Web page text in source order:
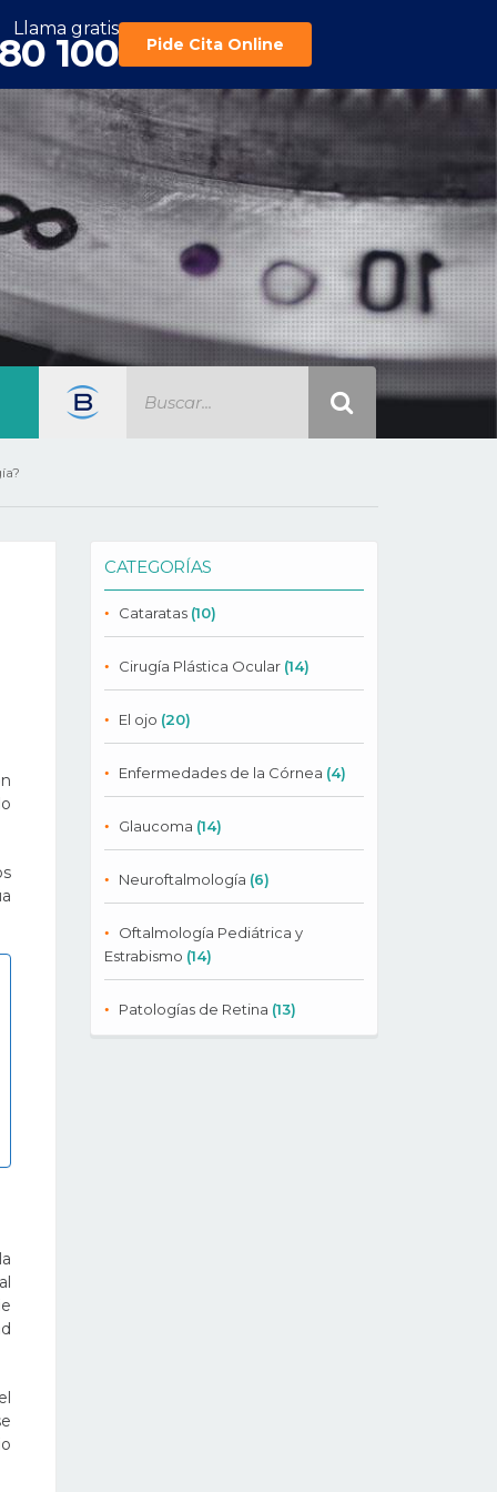
Llama gratis
100 Pide Cita Online
CATEGORÍAS
Cataratas (10)
Cirugía Plástica Ocular (14)
El ojo (20)
Enfermedades de la Córnea (4)
Glaucoma (14)
Neuroftalmología (6)
Oftalmología Pediátrica y
Estrabismo (14)
Patologías de Retina (13)